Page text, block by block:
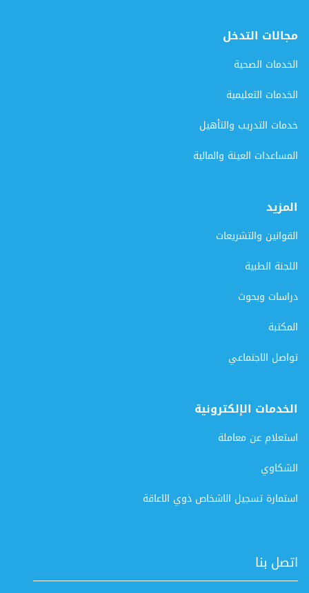
مجالات التدخل
الخدمات الصحية
الخدمات التعليمية
خدمات التدريب والتأهيل
المساعدات العينة والمالية
المزيد
القوانين والتشريعات
اللجنة الطبية
دراسات وبحوث
المكتبة
تواصل الاجتماعي
الخدمات الإلكترونية
استعلام عن معاملة
الشكاوي
استمارة تسجيل الاشخاص ذوي الاعاقة
اتصل بنا